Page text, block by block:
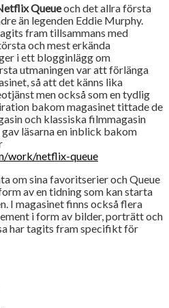
Queueoch det allra första
än legenden Eddie Murphy.
fram tillsammans med
och mest erkända
i ett blogginlägg om
utmaningen var att förlänga
så att det känns lika
men också som en tydlig
bakom magasinet tittade de
och klassiska filmmagasin
läsarna en inblick bakom
work/netflix-queue
om sina favoritserier och Queue
av en tidning som kan starta
I magasinet finns också flera
i form av bilder, porträtt och
har tagits fram specifikt för